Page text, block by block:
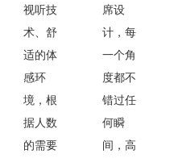
视听技
术、舒
适的体
感环
境，根
据人数
的需要
席设
计，每
一个角
度都不
错过任
何瞬
间，高